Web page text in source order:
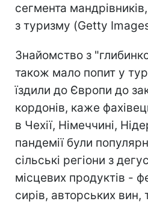
сегмента
з туризму (Getty
Знайомство з
також мало попит у
їздили до Європи до
кордонів, каже
в Чехії, Німеччині,
пандемії були
сільські регіони з
місцевих продуктів -
сирів, авторських вин,